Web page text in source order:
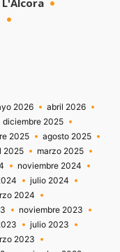
2026
abril 2026
diciembre 2025
2025
agosto 2025
2025
marzo 2025
noviembre 2024
julio 2024
2024
noviembre 2023
julio 2023
2023